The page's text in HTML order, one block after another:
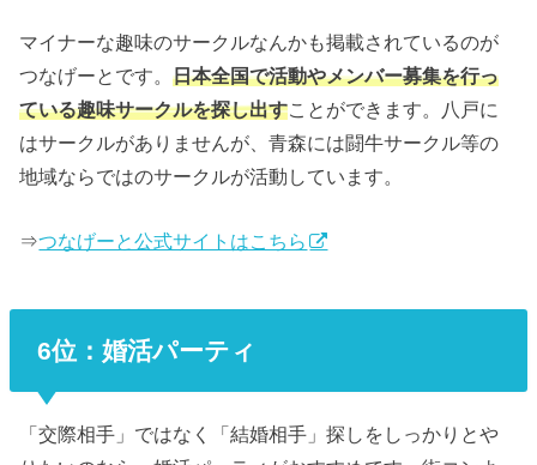
マイナーな趣味のサークルなんかも掲載されているのが
つなげーとです。日本全国で活動やメンバー募集を行っ
ている趣味サークルを探し出す ことができます。八戸に
はサークルがありませんが、青森には闘牛サークル等の
地域ならではのサークルが活動しています。
⇒つなげーと公式サイトはこちら
6位：婚活パーティ
「交際相手」ではなく「結婚相手」探しをしっかりとや